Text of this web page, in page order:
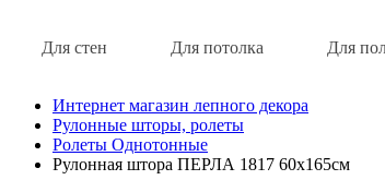
Для стен Для потолка Для
Интернет магазин лепного декора
Рулонные шторы, ролеты
Ролеты Однотонные
Рулонная штора ПЕРЛА 1817 60х165см